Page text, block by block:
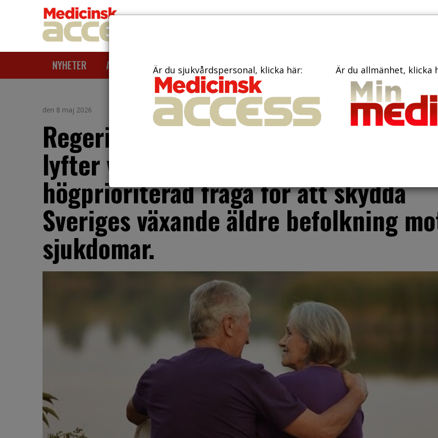
NYHETER ARTIKLAR AKTUELLT TIDNINGAR BÖCKER KONTAKT
den 8 maj 2026
Regeringens nya vårändringsbudget
lyfter vaccination för äldre som en
högprioriterad fråga för att skydda
Sveriges växande äldre befolkning
sjukdomar.
Är du sjukvårdspersonal, klicka här: Är du allmänhet, klicka